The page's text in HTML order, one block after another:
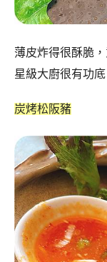
薄皮炸得很酥脆
星級大廚很有功底
炭烤松阪豬